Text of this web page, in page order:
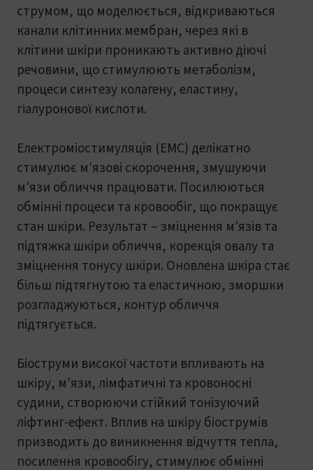
струмом, що моделюється, відкриваються
канали клітинних мембран, через які в
клітини шкіри проникають активно діючі
речовини, що стимулюють метаболізм,
процеси синтезу колагену, еластину,
гіалуронової кислоти.
Електроміостимуляція (ЕМС) делікатно
стимулює м'язові скорочення, змушуючи
м'язи обличчя працювати. Посилюються
обмінні процеси та кровообіг, що покращує
стан шкіри. Результат – зміцнення м'язів та
підтяжка шкіри обличчя, корекція овалу та
зміцнення тонусу шкіри. Оновлена ​​шкіра стає
більш підтягнутою та еластичною, зморшки
розгладжуються, контур обличчя
підтягується.
Біоструми високої частоти впливають на
шкіру, м'язи, лімфатичні та кровоносні
судини, створюючи стійкий тонізуючий
ліфтинг-ефект. Вплив на шкіру біострумів
призводить до виникнення відчуття тепла,
посилення кровообігу, стимулює обмінні